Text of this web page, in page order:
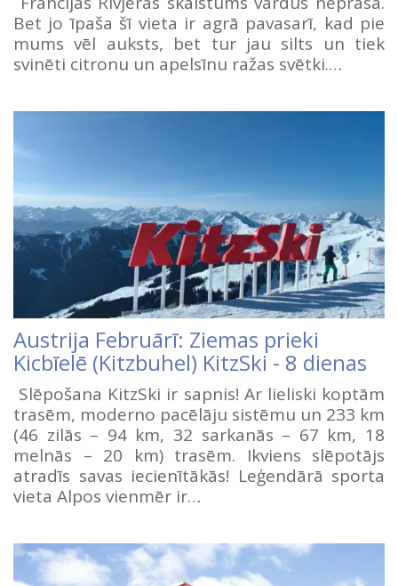
Bet jo īpaša šī vieta ir agrā pavasarī, kad pie
mums vēl auksts, bet tur jau silts un tiek
svinēti citronu un apelsīnu ražas svētki.…
Austrija Februārī: Ziemas prieki
Kicbīelē (Kitzbuhel) KitzSki - 8 dienas
Slēpošana KitzSki ir sapnis! Ar lieliski koptām
trasēm, moderno pacēlāju sistēmu un 233 km
(46 zilās – 94 km, 32 sarkanās – 67 km, 18
melnās – 20 km) trasēm. Ikviens slēpotājs
atradīs savas iecienītākās! Leģendārā sporta
vieta Alpos vienmēr ir…